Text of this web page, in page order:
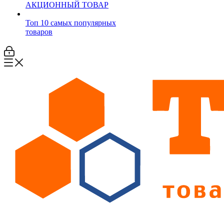
АКЦИОННЫЙ ТОВАР
Топ 10 самых популярных
товаров